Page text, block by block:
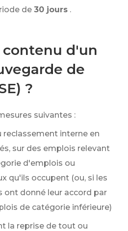
de 30 jours .
contenu d'un
de
?
suivantes :
reclassement interne en
sur des emplois relevant
d'emplois ou
qu'ils occupent (ou, si les
ont donné leur accord par
de catégorie inférieure)
la reprise de tout ou